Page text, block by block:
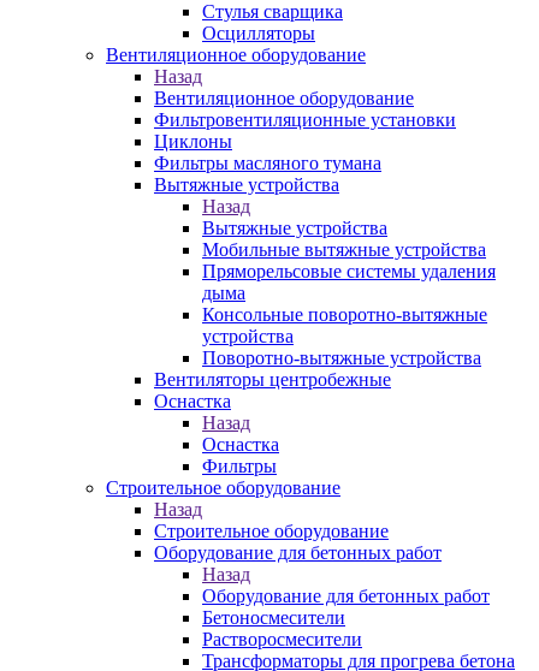
Стулья сварщика
Осцилляторы
Вентиляционное оборудование
Назад
Вентиляционное оборудование
Фильтровентиляционные установки
Циклоны
Фильтры масляного тумана
Вытяжные устройства
Назад
Вытяжные устройства
Мобильные вытяжные устройства
Пряморельсовые системы удаления
дыма
Консольные поворотно-вытяжные
устройства
Поворотно-вытяжные устройства
Вентиляторы центробежные
Оснастка
Назад
Оснастка
Фильтры
Строительное оборудование
Назад
Строительное оборудование
Оборудование для бетонных работ
Назад
Оборудование для бетонных работ
Бетоносмесители
Растворосмесители
Трансформаторы для прогрева бетона